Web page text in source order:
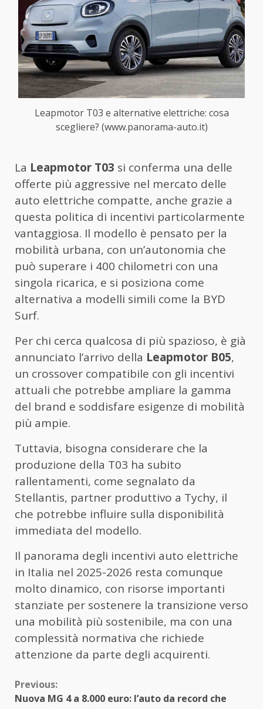
Leapmotor T03 e alternative elettriche: cosa
scegliere? (www.panorama-auto.it)
La Leapmotor T03 si conferma una delle
offerte più aggressive nel mercato delle
auto elettriche compatte, anche grazie a
questa politica di incentivi particolarmente
vantaggiosa. Il modello è pensato per la
mobilità urbana, con un’autonomia che
può superare i 400 chilometri con una
singola ricarica, e si posiziona come
alternativa a modelli simili come la BYD
Surf.
Per chi cerca qualcosa di più spazioso, è già
annunciato l’arrivo della Leapmotor B05,
un crossover compatibile con gli incentivi
attuali che potrebbe ampliare la gamma
del brand e soddisfare esigenze di mobilità
più ampie.
Tuttavia, bisogna considerare che la
produzione della T03 ha subito
rallentamenti, come segnalato da
Stellantis, partner produttivo a Tychy, il
che potrebbe influire sulla disponibilità
immediata del modello.
Il panorama degli incentivi auto elettriche
in Italia nel 2025-2026 resta comunque
molto dinamico, con risorse importanti
stanziate per sostenere la transizione verso
una mobilità più sostenibile, ma con una
complessità normativa che richiede
attenzione da parte degli acquirenti.
Continue
Previous:
Nuova MG 4 a 8.000 euro: l’auto da record che